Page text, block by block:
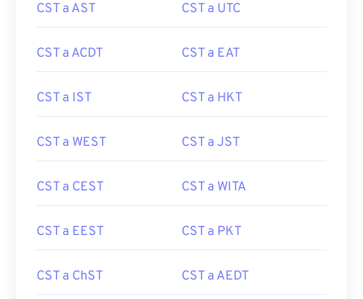
CST a AST CST a UTC
CST a ACDT CST a EAT
CST a IST CST a HKT
CST a WEST CST a JST
CST a CEST CST a WITA
CST a EEST CST a PKT
CST a ChST CST a AEDT